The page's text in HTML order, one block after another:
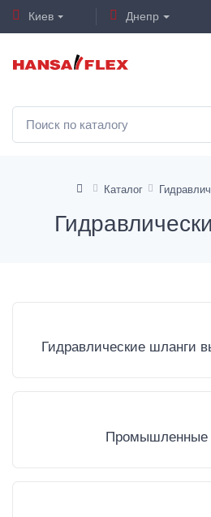
Киев Днепр
Каталог
Гидравлические шланги
Промышленные